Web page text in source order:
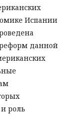
Испании
данной
роль